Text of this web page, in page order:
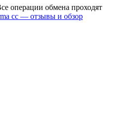
операции обмена проходят
cc — отзывы и обзор